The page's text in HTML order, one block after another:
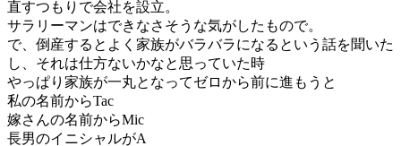
直すつもりで会社を設立。
サラリーマンはできなさそうな気がしたもので。
で、倒産するとよく家族がバラバラになるという話を聞いた
し、それは仕方ないかなと思っていた時
やっぱり家族が一丸となってゼロから前に進もうと
私の名前からTac
嫁さんの名前からMic
長男のイニシャルがA